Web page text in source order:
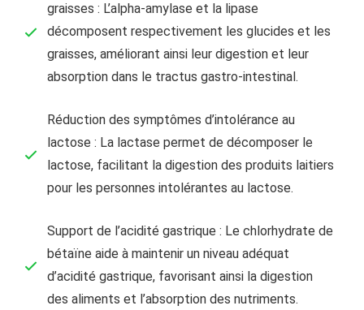
graisses : L’alpha-amylase et la lipase
décomposent respectivement les glucides et les
graisses, améliorant ainsi leur digestion et leur
absorption dans le tractus gastro-intestinal.
Réduction des symptômes d’intolérance au
lactose : La lactase permet de décomposer le
lactose, facilitant la digestion des produits laitiers
pour les personnes intolérantes au lactose.
Support de l’acidité gastrique : Le chlorhydrate de
bétaïne aide à maintenir un niveau adéquat
d’acidité gastrique, favorisant ainsi la digestion
des aliments et l’absorption des nutriments.